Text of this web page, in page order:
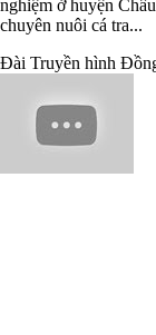
nghiệm ở huyện
chuyên nuôi cá tra...
Đài Truyền hình